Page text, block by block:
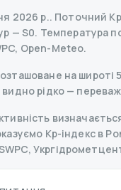
2026 р.. Поточний
— S0. Температура
Open-Meteo.
на широті
рідко —
Kp-індекс в